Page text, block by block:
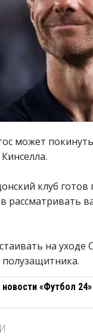
может
клуб
рассматривать
на уходе
«Футбол